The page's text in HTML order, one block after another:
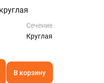
Сечение
Круглая
В корзину